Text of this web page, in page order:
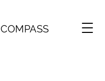
COMPASS